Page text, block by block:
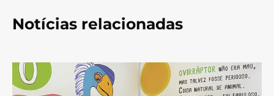
Notícias relacionadas